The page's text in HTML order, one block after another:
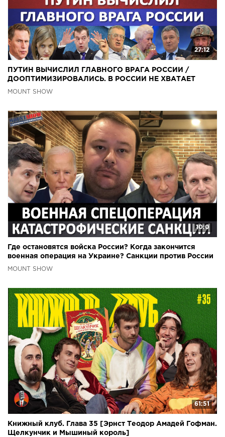
27:12
ПУТИН ВЫЧИСЛИЛ ГЛАВНОГО ВРАГА РОССИИ /
ДООПТИМИЗИРОВАЛИСЬ. В РОССИИ НЕ ХВАТАЕТ
МЕДИКОВ. MS#311
MOUNT SHOW
10:0
Где остановятся войска России? Когда закончится
военная операция на Украине? Санкции против России
MOUNT SHOW
61:51
Книжный клуб. Глава 35 [Эрнст Теодор Амадей Гофман.
Щелкунчик и Мышиный король]